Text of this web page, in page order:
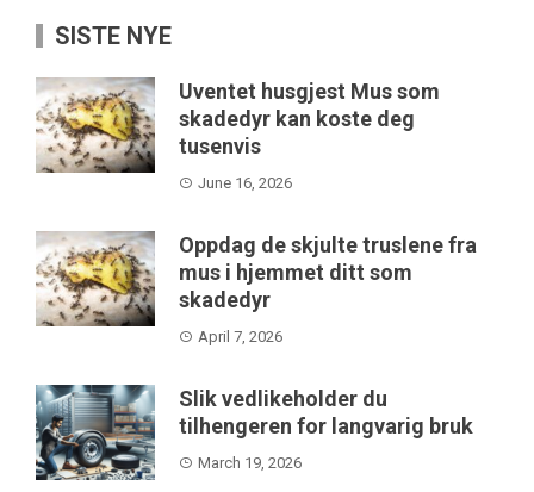
SISTE NYE
Uventet husgjest Mus som
skadedyr kan koste deg
tusenvis
June 16, 2026
Oppdag de skjulte truslene fra
mus i hjemmet ditt som
skadedyr
April 7, 2026
Slik vedlikeholder du
tilhengeren for langvarig bruk
March 19, 2026